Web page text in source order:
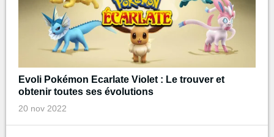
Evoli Pokémon Ecarlate Violet : Le trouver et
obtenir toutes ses évolutions
20 nov 2022